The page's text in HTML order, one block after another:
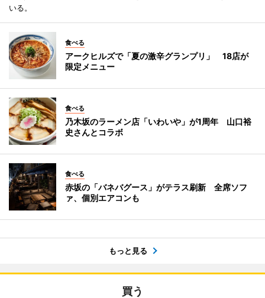
いる。
食べる
アークヒルズで「夏の激辛グランプリ」 18店が
限定メニュー
食べる
乃木坂のラーメン店「いわいや」が1周年 山口裕
史さんとコラボ
食べる
赤坂の「バネバグース」がテラス刷新 全席ソフ
ァ、個別エアコンも
もっと見る
買う